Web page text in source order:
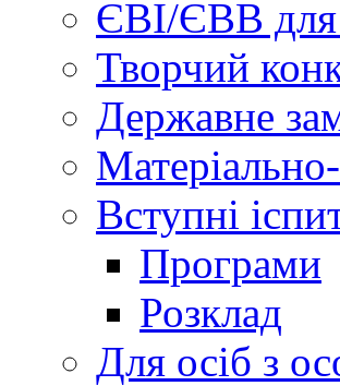
ЄВІ/ЄВВ для
Творчий
Державне
Вступні
Програми
Розклад
Для осіб з